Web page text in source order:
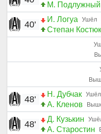
М. Подлужный
Ушёл
И. Логуа
Степан
40'
Ушёл
Н. Дубчак
А. Кленов
48'
Д. Кузькин
А. Старостин
48'